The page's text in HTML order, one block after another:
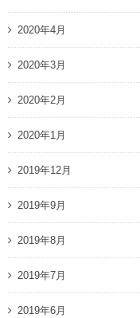
2020年4月
2020年3月
2020年2月
2020年1月
2019年12月
2019年9月
2019年8月
2019年7月
2019年6月